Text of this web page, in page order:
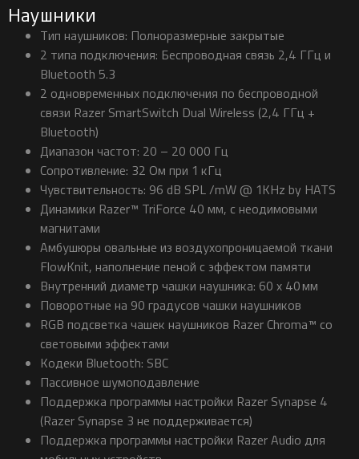
Наушники
Тип наушников: Полноразмерные закрытые
2 типа подключения: Беспроводная связь 2,4 ГГц и
Bluetooth 5.3
2 одновременных подключения по беспроводной
связи Razer SmartSwitch Dual Wireless (2,4 ГГц +
Bluetooth)
Диапазон частот: 20 – 20 000 Гц
Сопротивление: 32 Ом при 1 кГц
Чувствительность: 96 dB SPL /mW @ 1KHz by HATS
Динамики Razer™ TriForce 40 мм, с неодимовыми
магнитами
Амбушюры овальные из воздухопроницаемой ткани
FlowKnit, наполнение пеной с эффектом памяти
Внутренний диаметр чашки наушника: 60 x 40 мм
Поворотные на 90 градусов чашки наушников
RGB подсветка чашек наушников Razer Chroma™ со
световыми эффектами
Кодеки Bluetooth: SBC
Пассивное шумоподавление
Поддержка программы настройки Razer Synapse 4
(Razer Synapse 3 не поддерживается)
Поддержка программы настройки Razer Audio для